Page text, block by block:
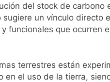
del stock de carbono
un vínculo directo
funcionales que ocurren
terrestres están
el uso de la tierra,